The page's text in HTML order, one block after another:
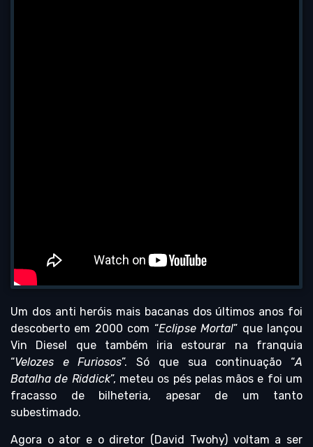
Um dos anti heróis mais bacanas dos últimos anos foi
descoberto em 2000 com “Eclipse Mortal” que lançou
Vin Diesel que também iria estourar na franquia
“Velozes e Furiosos”. Só que sua continuação “A
Batalha de Riddick”, meteu os pés pelas mãos e foi um
fracasso de bilheteria, apesar de um tanto
subestimado.
Agora o ator e o diretor (David Twohy) voltam a ser